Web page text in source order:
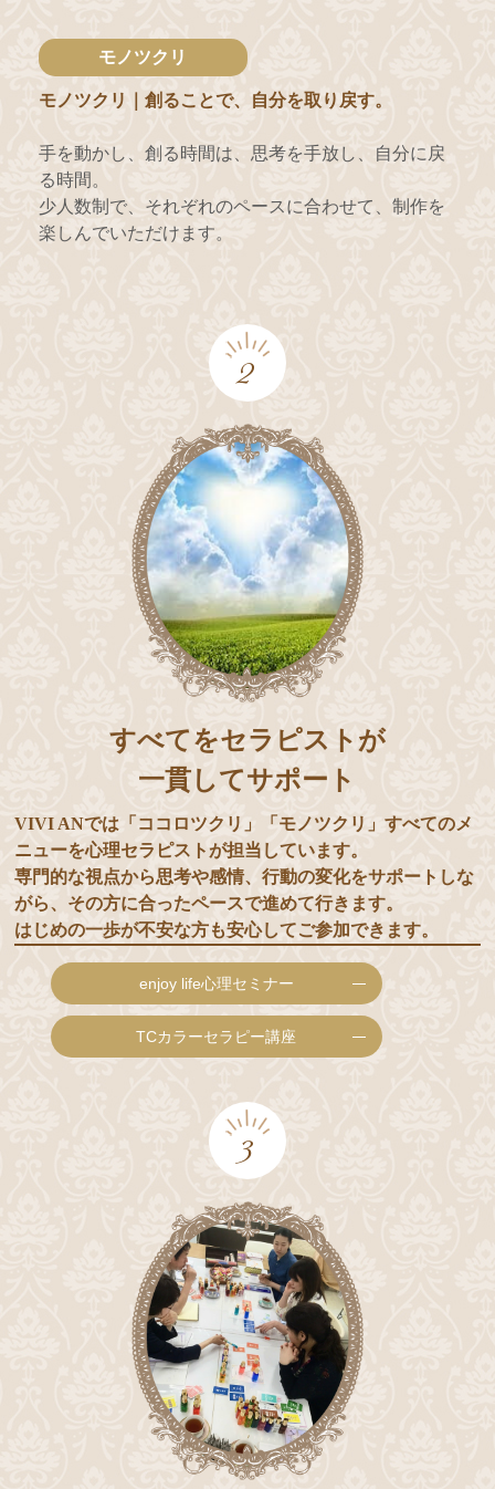
モノツクリ
モノツクリ｜創ることで、自分を取り戻す。
手を動かし、創る時間は、思考を手放し、自分に戻
る時間。
少人数制で、それぞれのペースに合わせて、制作を
楽しんでいただけます。
2
すべてをセラピストが
一貫してサポート
VIVI ANでは「ココロツクリ」「モノツクリ」すべてのメ
ニューを心理セラピストが担当しています。
専門的な視点から思考や感情、行動の変化をサポートしな
がら、その方に合ったペースで進めて行きます。
はじめの一歩が不安な方も安心してご参加できます。
enjoy life心理セミナー
TCカラーセラピー講座
3